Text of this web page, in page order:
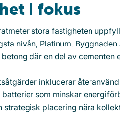
i fokus
stora fastigheten
nivån, Platinum.
där en del av cementen
inkluderar
som minskar
strategisk placering nära